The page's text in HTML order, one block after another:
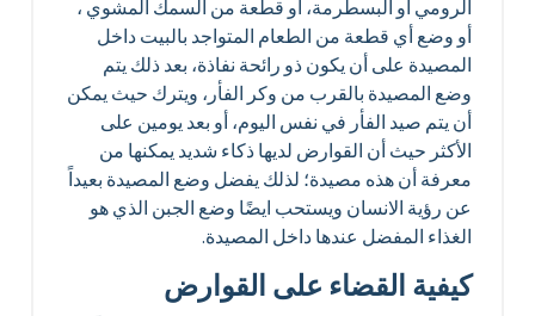
الرومي أو البسطرمة، أو قطعة من السمك المشوي ،
أو وضع أي قطعة من الطعام المتواجد بالبيت داخل
المصيدة على أن يكون ذو رائحة نفاذة، بعد ذلك يتم
وضع المصيدة بالقرب من وكر الفأر، ويترك حيث يمكن
أن يتم صيد الفأر في نفس اليوم، أو بعد يومين على
الأكثر حيث أن القوارض لديها ذكاء شديد يمكنها من
معرفة أن هذه مصيدة؛ لذلك يفضل وضع المصيدة بعيداً
عن رؤية الانسان ويستحب ايضًا وضع الجبن الذي هو
الغذاء المفضل عندها داخل المصيدة.
كيفية القضاء على القوارض